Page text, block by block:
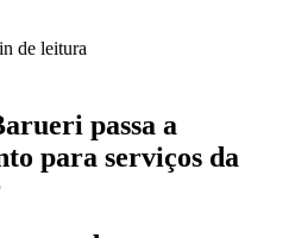
da sua região
Chácaras MarcoCidades da
NovoFazenda
dos Camargos
de leitura
passa a
para serviços da